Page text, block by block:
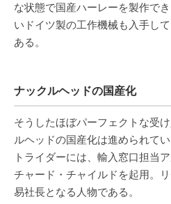
な状態で国産ハーレーを製作で
いドイツ製の工作機械も入手し
ある。
ナックルヘッドの国産化
そうしたほぼパーフェクトな受
ルヘッドの国産化は進められて
トライダーには、輸入窓口担当
チャード・チャイルドを起用。
易社長となる人物である。